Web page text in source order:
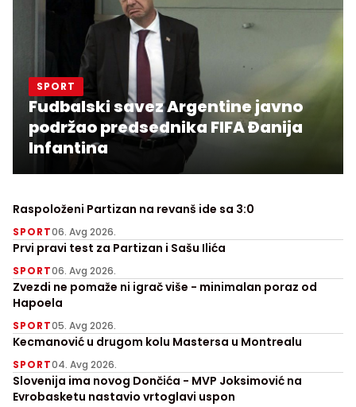
SPORT
Fudbalski savez Argentine javno
podržao predsednika FIFA Đanija
Infantina
Raspoloženi Partizan na revanš ide sa 3:0
SPORT06. Avg 2026.
Prvi pravi test za Partizan i Sašu Ilića
SPORT06. Avg 2026.
Zvezdi ne pomaže ni igrač više - minimalan poraz od
Hapoela
SPORT05. Avg 2026.
Kecmanović u drugom kolu Mastersa u Montrealu
SPORT04. Avg 2026.
Slovenija ima novog Dončića - MVP Joksimović na
Evrobasketu nastavio vrtoglavi uspon